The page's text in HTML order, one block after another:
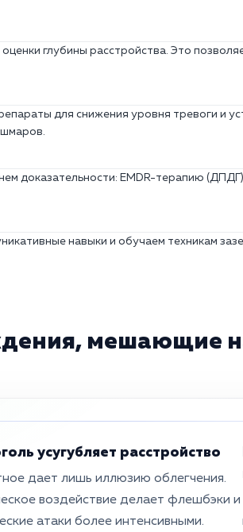
глубины расстройства. Это
для снижения уровня тревоги и
доказательности: EMDR-терапию
навыки и обучаем техникам
мешающие
усугубляет расстройство
дает лишь иллюзию облегчения.
воздействие делает флешбэки и
атаки более интенсивными.